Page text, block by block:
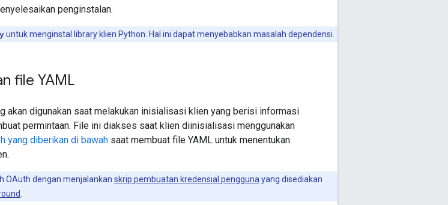
penginstalan.
untuk menginstal library klien Python. Hal ini dapat menyebabkan masalah dependensi.
file YAML
akan digunakan saat melakukan inisialisasi klien yang berisi informasi
permintaan. File ini diakses saat klien diinisialisasi menggunakan
yang diberikan di bawah saat membuat file YAML untuk menentukan
OAuth dengan menjalankan skrip pembuatan kredensial pengguna yang disediakan